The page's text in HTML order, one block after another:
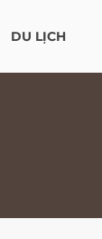
DU LỊCH